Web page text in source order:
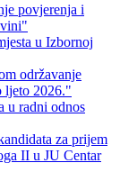
povjerenja i
u Izbornoj
održavanje
ljeto 2026."
u radni odnos
za prijem
II u JU Centar